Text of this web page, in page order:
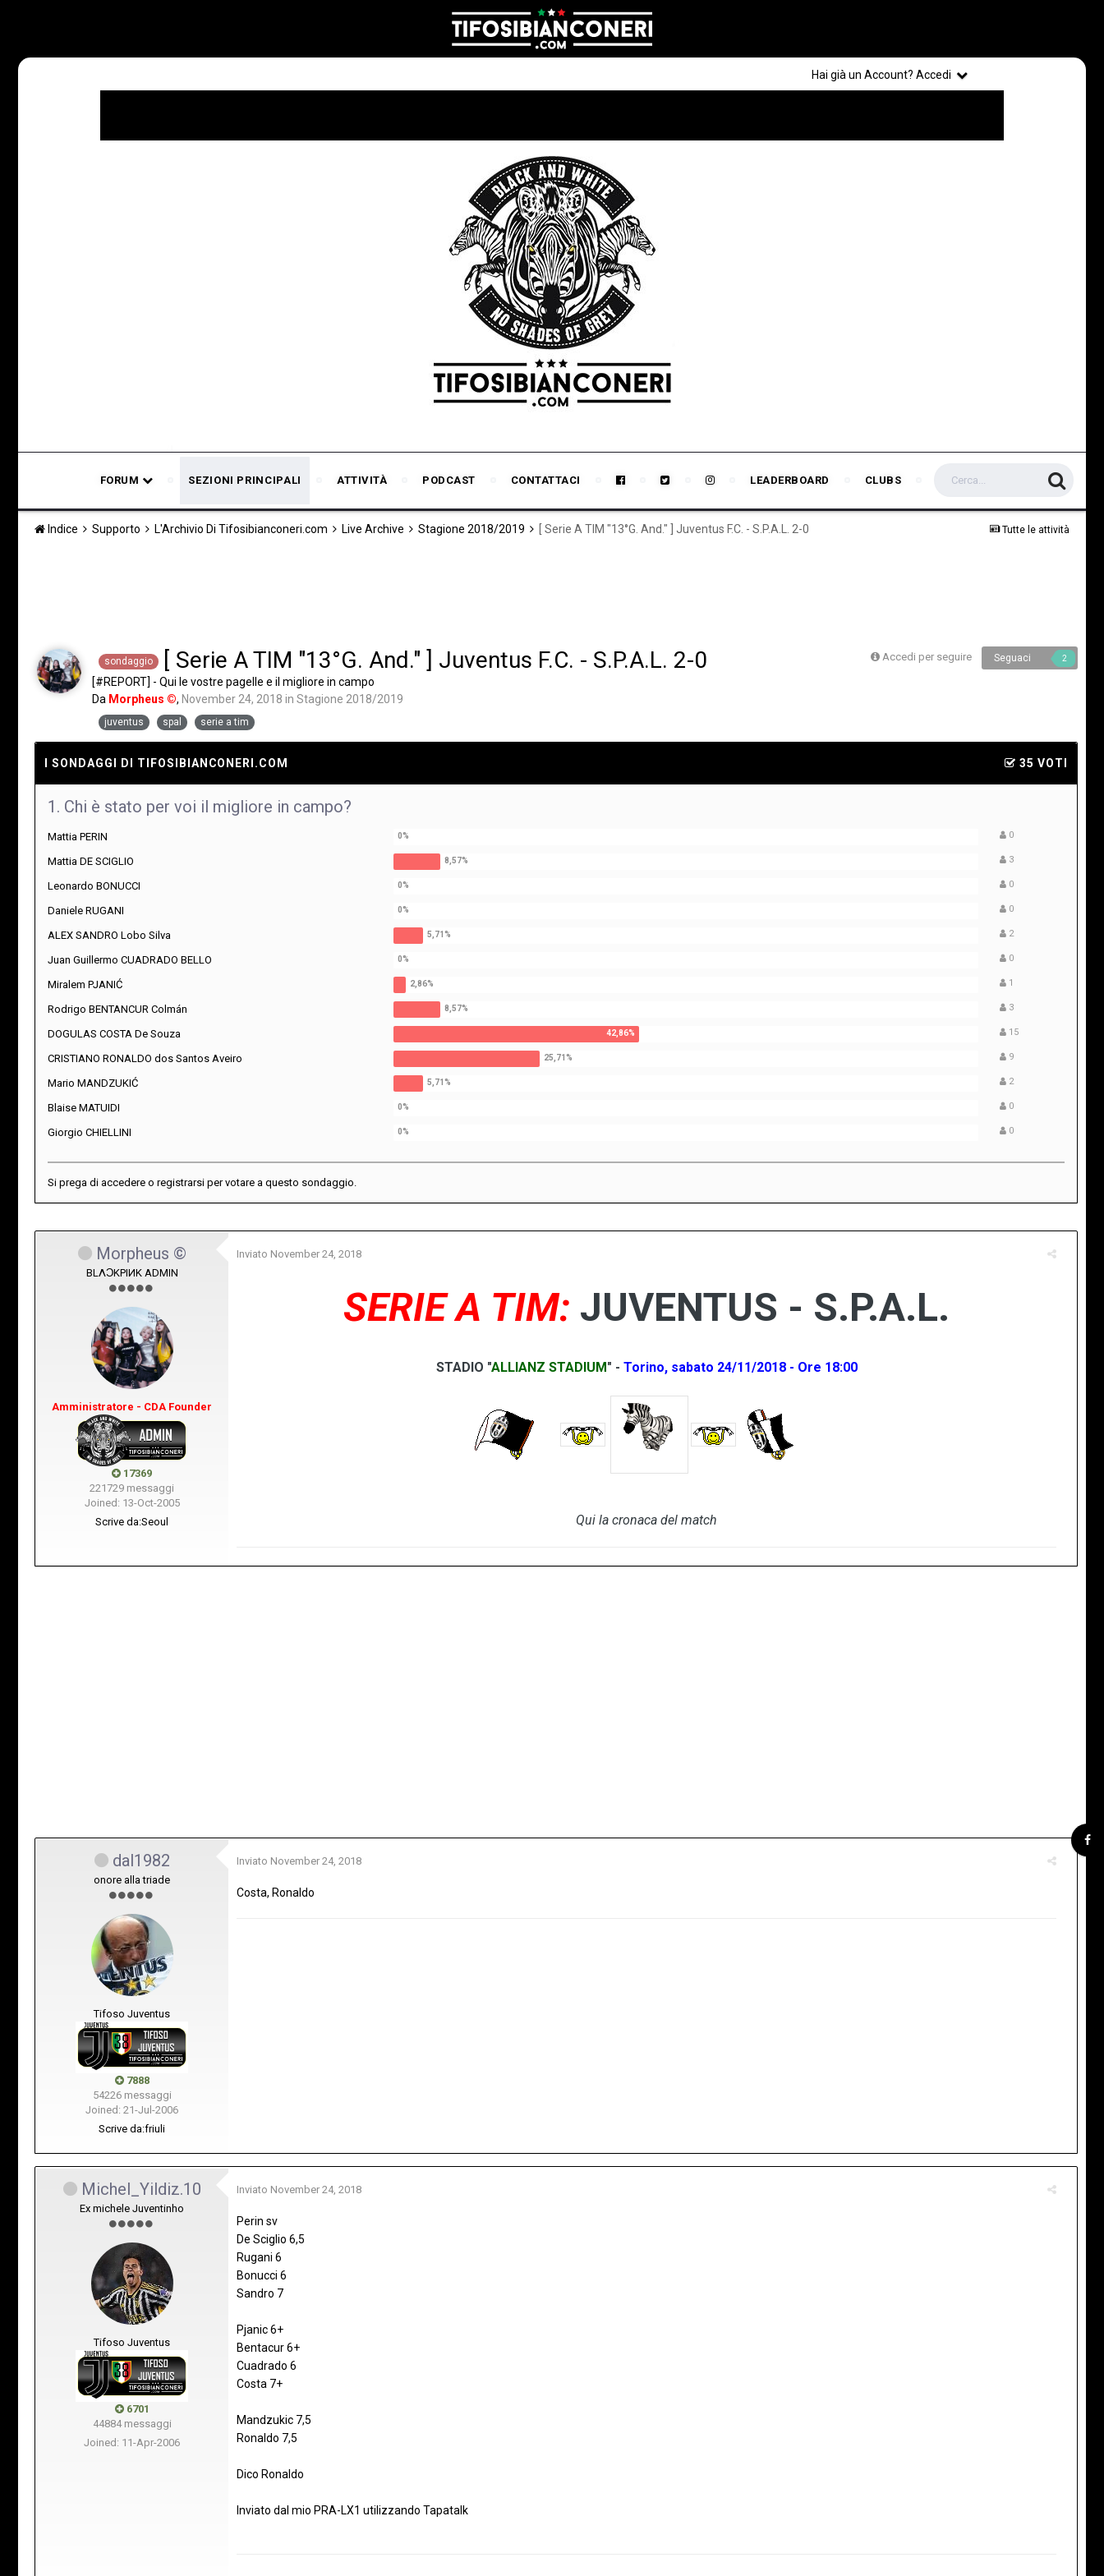
Hai già un Account? Accedi
FORUM SEZIONI PRINCIPALI ATTIVITÀ PODCAST CONTATTACI LEADERBOARD CLUBS
Tutte le attività
Indice Supporto L'Archivio Di Tifosibianconeri.com Live Archive Stagione 2018/2019 [ Serie A TIM "13°G. And." ] Juventus F.C. - S.P.A.L. 2-0
Accedi per seguire Seguaci 2
sondaggio [ Serie A TIM "13°G. And." ] Juventus F.C. - S.P.A.L. 2-0
[#REPORT] - Qui le vostre pagelle e il migliore in campo
Da Morpheus ©, November 24, 2018 in Stagione 2018/2019
juventus spal serie a tim
I SONDAGGI DI TIFOSIBIANCONERI.COM 35 VOTI
1. Chi è stato per voi il migliore in campo?
Mattia PERIN 0
Mattia DE SCIGLIO 3
Leonardo BONUCCI 0
Daniele RUGANI 0
ALEX SANDRO Lobo Silva 2
Juan Guillermo CUADRADO BELLO 0
Miralem PJANIĆ 1
Rodrigo BENTANCUR Colmán 3
DOGULAS COSTA De Souza 15
CRISTIANO RONALDO dos Santos Aveiro 9
Mario MANDZUKIĆ 2
Blaise MATUIDI 0
Giorgio CHIELLINI 0
Si prega di accedere o registrarsi per votare a questo sondaggio.
Morpheus ©
BLΛƆKPIИK ADMIN
Amministratore - CDA Founder
17369
221729 messaggi
Joined: 13-Oct-2005
Scrive da:Seoul
Inviato November 24, 2018
SERIE A TIM: JUVENTUS - S.P.A.L.
STADIO "ALLIANZ STADIUM" - Torino, sabato 24/11/2018 - Ore 18:00
Qui la cronaca del match
dal1982
onore alla triade
Tifoso Juventus
7888
54226 messaggi
Joined: 21-Jul-2006
Scrive da:friuli
Inviato November 24, 2018
Costa, Ronaldo
Michel_Yildiz.10
Ex michele Juventinho
Tifoso Juventus
6701
44884 messaggi
Joined: 11-Apr-2006
Inviato November 24, 2018
Perin sv
De Sciglio 6,5
Rugani 6
Bonucci 6
Sandro 7
Pjanic 6+
Bentacur 6+
Cuadrado 6
Costa 7+
Mandzukic 7,5
Ronaldo 7,5
Dico Ronaldo
Inviato dal mio PRA-LX1 utilizzando Tapatalk